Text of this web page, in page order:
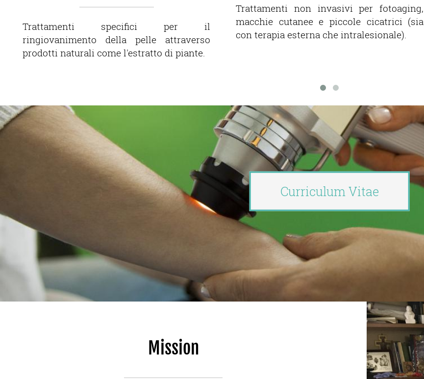
Trattamenti specifici per il
ringiovanimento della pelle attraverso
prodotti naturali come l'estratto di piante.
Trattamenti non invasivi per fotoaging,
macchie cutanee e piccole cicatrici (sia
con terapia esterna che intralesionale).
Curriculum Vitae
Mission